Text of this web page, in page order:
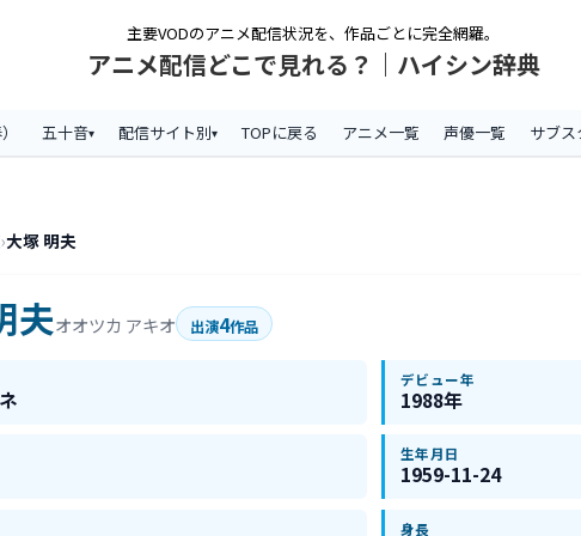
主要VODのアニメ配信状況を、作品ごとに完全網羅。
アニメ配信どこで見れる？｜ハイシン辞典
五十音 配信サイト別 TOPに戻る アニメ一覧 声優一覧 サブ
›大塚 明夫
夫オオツカ アキオ 出演4作品
デビュー年
1988年
生年月日
1959-11-24
身長